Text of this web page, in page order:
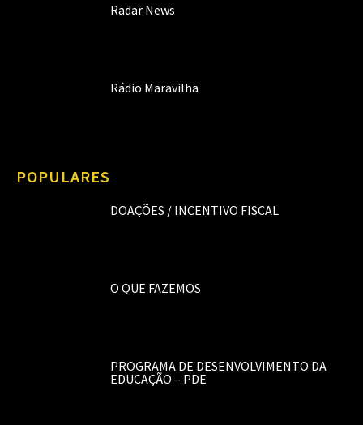
Radar News
Rádio Maravilha
POPULARES
DOAÇÕES / INCENTIVO FISCAL
O QUE FAZEMOS
PROGRAMA DE DESENVOLVIMENTO DA
EDUCAÇÃO – PDE